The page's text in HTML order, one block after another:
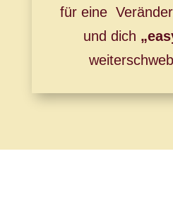
für eine
und dich